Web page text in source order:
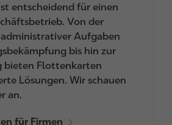
entscheidend für einen
Von der
Aufgaben
bis hin zur
bieten Flottenkarten
Lösungen. Wir schauen
an.
für Firmen